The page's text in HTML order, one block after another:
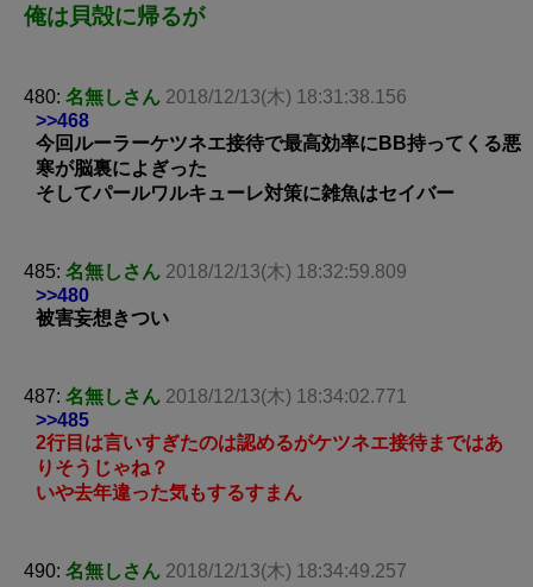
俺は貝殻に帰るが
480: 名無しさん 2018/12/13(木) 18:31:38.156
>>468
今回ルーラーケツネエ接待で最高効率にBB持ってくる悪
寒が脳裏によぎった
そしてパールワルキューレ対策に雑魚はセイバー
485: 名無しさん 2018/12/13(木) 18:32:59.809
>>480
被害妄想きつい
487: 名無しさん 2018/12/13(木) 18:34:02.771
>>485
2行目は言いすぎたのは認めるがケツネエ接待まではあ
りそうじゃね？
いや去年違った気もするすまん
490: 名無しさん 2018/12/13(木) 18:34:49.257